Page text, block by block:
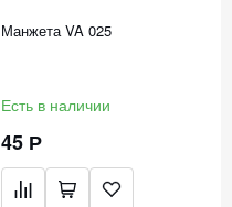
Манжета VA 025
Есть в наличии
45 Р